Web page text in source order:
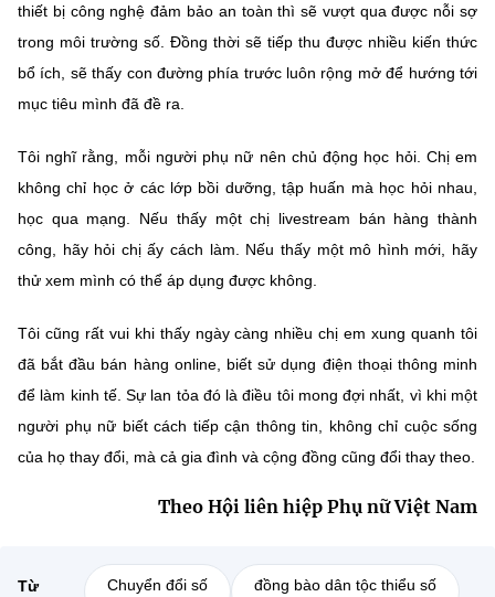
thiết bị công nghệ đảm bảo an toàn thì sẽ vượt qua được nỗi sợ
trong môi trường số. Đồng thời sẽ tiếp thu được nhiều kiến thức
bổ ích, sẽ thấy con đường phía trước luôn rộng mở để hướng tới
mục tiêu mình đã đề ra.
Tôi nghĩ rằng, mỗi người phụ nữ nên chủ động học hỏi. Chị em
không chỉ học ở các lớp bồi dưỡng, tập huấn mà học hỏi nhau,
học qua mạng. Nếu thấy một chị livestream bán hàng thành
công, hãy hỏi chị ấy cách làm. Nếu thấy một mô hình mới, hãy
thử xem mình có thể áp dụng được không.
Tôi cũng rất vui khi thấy ngày càng nhiều chị em xung quanh tôi
đã bắt đầu bán hàng online, biết sử dụng điện thoại thông minh
để làm kinh tế. Sự lan tỏa đó là điều tôi mong đợi nhất, vì khi một
người phụ nữ biết cách tiếp cận thông tin, không chỉ cuộc sống
của họ thay đổi, mà cả gia đình và cộng đồng cũng đổi thay theo.
Theo Hội liên hiệp Phụ nữ Việt Nam
Từ
Chuyển đổi số đồng bào dân tộc thiểu số